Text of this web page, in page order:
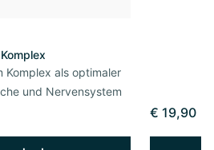
Komplex als optimaler
und Nervensystem
€ 19,90